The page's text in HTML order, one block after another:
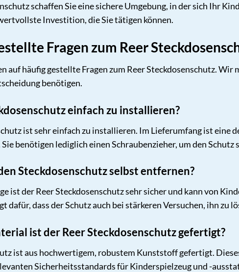
schaffen Sie eine sichere Umgebung, in der sich Ihr
Investition, die Sie tätigen können.
Fragen zum Reer
auf häufig gestellte Fragen zum Reer Steckdosenschutz.
benötigen.
einfach zu installieren?
ist sehr einfach zu installieren. Im Lieferumfang ist
benötigen lediglich einen Schraubenzieher, um den Schutz
Steckdosenschutz selbst entfernen?
ist der Reer Steckdosenschutz sehr sicher und kann von
dafür, dass der Schutz auch bei stärkeren Versuchen, ihn zu
ist der Reer Steckdosenschutz gefertigt?
ist aus hochwertigem, robustem Kunststoff gefertigt.
Sicherheitsstandards für Kinderspielzeug und -